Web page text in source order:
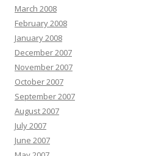
March 2008
February 2008
January 2008
December 2007
November 2007
October 2007
September 2007
August 2007
July 2007
June 2007